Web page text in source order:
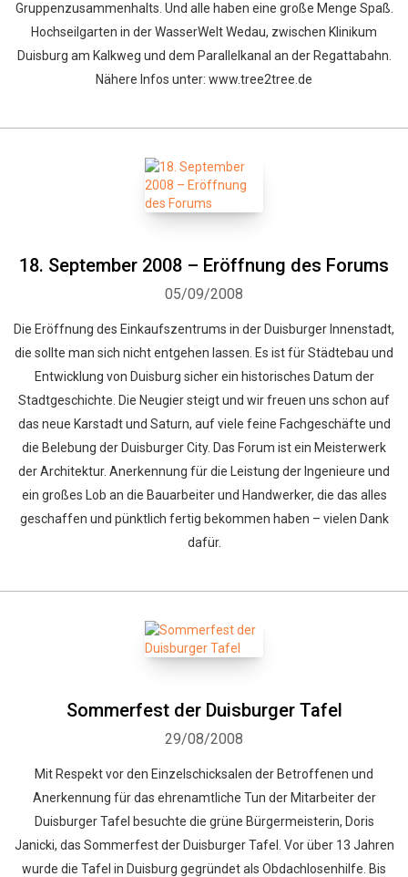
Gruppenzusammenhalts. Und alle haben eine große Menge Spaß.
Hochseilgarten in der WasserWelt Wedau, zwischen Klinikum
Duisburg am Kalkweg und dem Parallelkanal an der Regattabahn.
Nähere Infos unter: www.tree2tree.de
18. September 2008 – Eröffnung des Forums
05/09/2008
Die Eröffnung des Einkaufszentrums in der Duisburger Innenstadt,
die sollte man sich nicht entgehen lassen. Es ist für Städtebau und
Entwicklung von Duisburg sicher ein historisches Datum der
Stadtgeschichte. Die Neugier steigt und wir freuen uns schon auf
das neue Karstadt und Saturn, auf viele feine Fachgeschäfte und
die Belebung der Duisburger City. Das Forum ist ein Meisterwerk
der Architektur. Anerkennung für die Leistung der Ingenieure und
ein großes Lob an die Bauarbeiter und Handwerker, die das alles
geschaffen und pünktlich fertig bekommen haben – vielen Dank
dafür.
Sommerfest der Duisburger Tafel
29/08/2008
Mit Respekt vor den Einzelschicksalen der Betroffenen und
Anerkennung für das ehrenamtliche Tun der Mitarbeiter der
Duisburger Tafel besuchte die grüne Bürgermeisterin, Doris
Janicki, das Sommerfest der Duisburger Tafel. Vor über 13 Jahren
wurde die Tafel in Duisburg gegründet als Obdachlosenhilfe. Bis